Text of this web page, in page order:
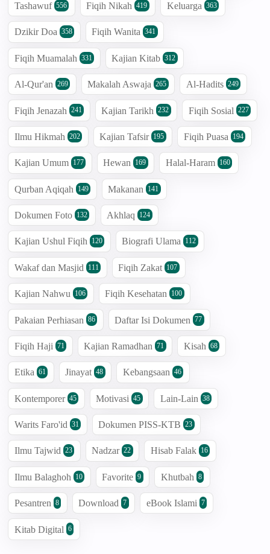
Tashawuf 556 Fiqih Nikah 419 Keluarga 363
Dzikir Doa 358 Fiqih Wanita 341
Fiqih Muamalah 331 Kajian Kitab 312
Al-Qur'an 269 Makalah Aswaja 265 Al-Hadits 249
Fiqih Jenazah 241 Kajian Tarikh 232 Fiqih Sosial 227
Ilmu Hikmah 202 Kajian Tafsir 195 Fiqih Puasa 194
Kajian Umum 177 Hewan 169 Halal-Haram 160
Qurban Aqiqah 149 Makanan 141
Dokumen Foto 132 Akhlaq 124
Kajian Ushul Fiqih 120 Biografi Ulama 112
Wakaf dan Masjid 111 Fiqih Zakat 107
Kajian Nahwu 106 Fiqih Kesehatan 100
Pakaian Perhiasan 86 Daftar Isi Dokumen 77
Fiqih Haji 71 Kajian Ramadhan 71 Kisah 68
Etika 61 Jinayat 48 Kebangsaan 46
Kontemporer 45 Motivasi 45 Lain-Lain 38
Warits Faro'id 31 Dokumen PISS-KTB 23
Ilmu Tajwid 23 Nadzar 22 Hisab Falak 16
Ilmu Balaghoh 10 Favorite 9 Khutbah 8
Pesantren 8 Download 7 eBook Islami 7
Kitab Digital 6